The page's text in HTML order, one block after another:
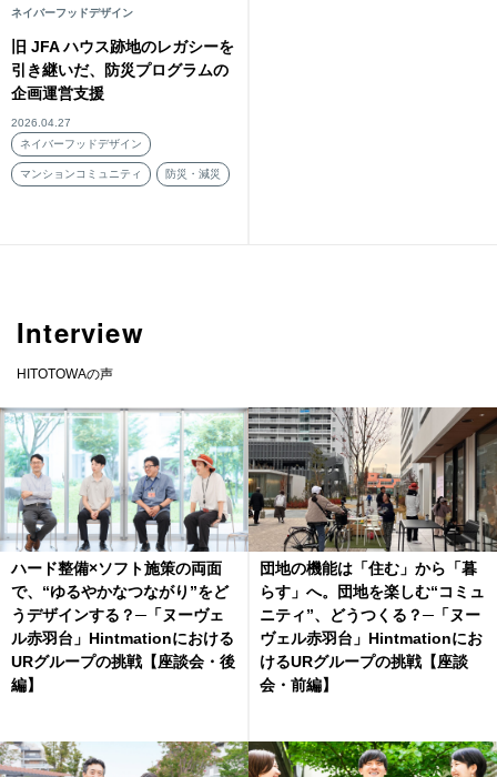
ネイバーフッドデザイン
旧 JFA ハウス跡地のレガシーを
引き継いだ、防災プログラムの
企画運営支援
2026.04.27
ネイバーフッドデザイン
マンションコミュニティ 防災・減災
Interview
HITOTOWAの声
ハード整備×ソフト施策の両面
で、“ゆるやかなつながり”をど
うデザインする？─「ヌーヴェ
ル赤羽台」Hintmationにおける
URグループの挑戦【座談会・後
編】
団地の機能は「住む」から「暮
らす」へ。団地を楽しむ“コミュ
ニティ”、どうつくる？─「ヌー
ヴェル赤羽台」Hintmationにお
けるURグループの挑戦【座談
会・前編】